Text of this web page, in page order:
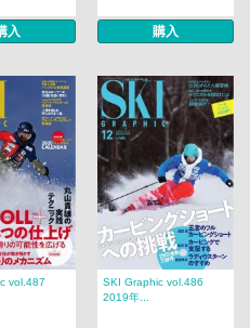
入 購入
vol.487
SKI Graphic vol.486
2019年...